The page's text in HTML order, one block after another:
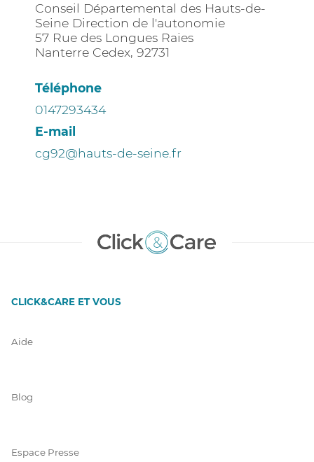
Conseil Départemental des Hauts-de-
Seine Direction de l'autonomie
57 Rue des Longues Raies
Nanterre Cedex, 92731
Téléphone
0147293434
E-mail
cg92@hauts-de-seine.fr
CLICK&CARE ET VOUS
Aide
Blog
Espace Presse